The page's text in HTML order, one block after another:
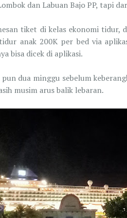
dan Labuan Bajo PP, tapi
tiket di kelas ekonomi tidur,
anak 200K per bed via
bisa dicek di aplikasi.
pun dua minggu sebelum
musim arus balik lebaran.